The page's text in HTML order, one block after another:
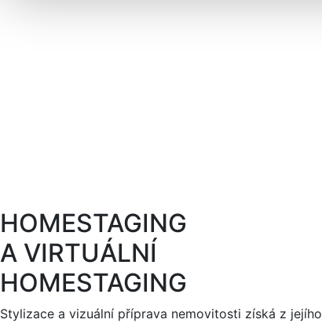
HOMESTAGING
A VIRTUÁLNÍ
HOMESTAGING
Stylizace a vizuální příprava nemovitosti získá z jejího